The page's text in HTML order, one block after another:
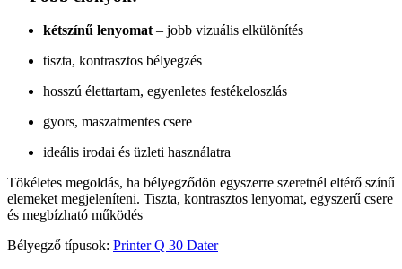
kétszínű lenyomat – jobb vizuális elkülönítés
tiszta, kontrasztos bélyegzés
hosszú élettartam, egyenletes festékeloszlás
gyors, maszatmentes csere
ideális irodai és üzleti használatra
Tökéletes megoldás, ha bélyegződön egyszerre szeretnél eltérő színű
elemeket megjeleníteni. Tiszta, kontrasztos lenyomat, egyszerű csere
és megbízható működés
Bélyegző típusok: Printer Q 30 Dater